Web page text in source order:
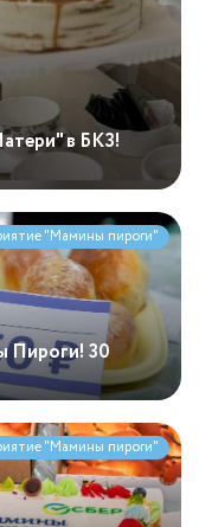
в БКЗ!
"Мамины пироги"
Пироги! 30
"Мамины пироги"